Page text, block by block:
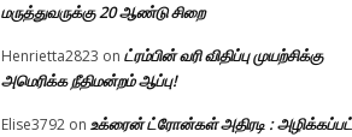
மருத்துவருக்கு 20 ஆண்டு சிறை
Henrietta2823 on ட்ரம்பின் வரி விதிப்பு முயற்சிக்கு
அமெரிக்க நீதிமன்றம் ஆப்பு!
Elise3792 on உக்ரைன் ட்ரோன்கள் அதிரடி :